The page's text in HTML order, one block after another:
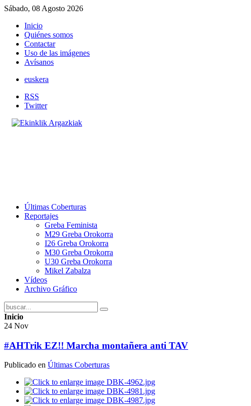
Sábado, 08 Agosto 2026
Inicio
Quiénes somos
Contactar
Uso de las imágenes
Avísanos
euskera
RSS
Twitter
Últimas Coberturas
Reportajes
Greba Feminista
M29 Greba Orokorra
I26 Greba Orokorra
M30 Greba Orokorra
U30 Greba Orokorra
Mikel Zabalza
Vídeos
Archivo Gráfico
Inicio
24 Nov
#AHTrik EZ!! Marcha montañera anti TAV
Publicado en Últimas Coberturas